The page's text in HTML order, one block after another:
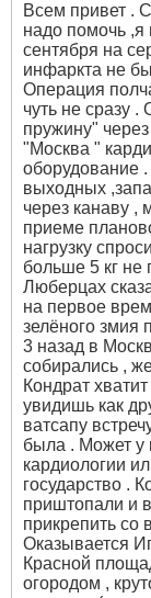
Всем привет .
надо помочь
сентября на
инфаркта не
Операция
чуть не сразу
пружину"
"Москва "
оборудование
выходных
через канаву ,
приеме
нагрузку
больше 5 кг не
Люберцах
на первое
зелёного змия
3 назад в
собирались ,
Кондрат
увидишь как
ватсапу
была . Может у
кардиологии
государство .
приштопали и
прикрепить со
Оказывается
Красной
огородом ,